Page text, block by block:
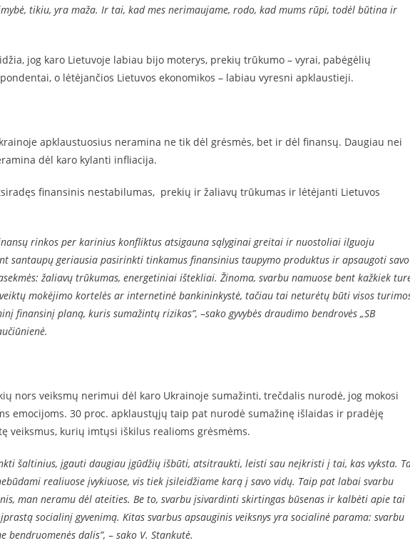
tikiu, yra maža. Ir tai, kad mes nerimaujame, rodo, kad mums rūpi, todėl būtina ir
jog karo Lietuvoje labiau bijo moterys, prekių trūkumo – vyrai, pabėgėlių
o lėtėjančios Lietuvos ekonomikos – labiau vyresni apklaustieji.
apklaustuosius neramina ne tik dėl grėsmės, bet ir dėl finansų. Daugiau nei
dėl karo kylanti infliacija.
finansinis nestabilumas, prekių ir žaliavų trūkumas ir lėtėjanti Lietuvos
rinkos per karinius konfliktus atsigauna sąlyginai greitai ir nuostoliai ilguoju
santaupų geriausia pasirinkti tinkamus finansinius taupymo produktus ir apsaugoti savo
žaliavų trūkumas, energetiniai ištekliai. Žinoma, svarbu namuose bent kažkiek
mokėjimo kortelės ar internetinė bankininkystė, tačiau tai neturėtų būti visos
finansinį planą, kuris sumažintų rizikas”, –sako gyvybės draudimo bendrovės „SB
nors veiksmų nerimui dėl karo Ukrainoje sumažinti, trečdalis nurodė, jog mokosi
emocijoms. 30 proc. apklaustųjų taip pat nurodė sumažinę išlaidas ir pradėję
veiksmus, kurių imtųsi iškilus realioms grėsmėms.
šaltinius, įgauti daugiau įgūdžių išbūti, atsitraukti, leisti sau neįkristi į tai, kas vyksta.
realiuose įvykiuose, vis tiek įsileidžiame karą į savo vidų. Taip pat labai svarbu
man neramu dėl ateities. Be to, svarbu įsivardinti skirtingas būsenas ir kalbėti apie tai
socialinį gyvenimą. Kitas svarbus apsauginis veiksnys yra socialinė parama: svarbu
bendruomenės dalis”, – sako V. Stankutė.